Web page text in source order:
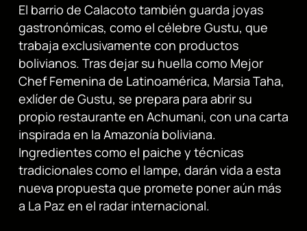
El barrio de Calacoto también guarda joyas
gastronómicas, como el célebre Gustu, que
trabaja exclusivamente con productos
bolivianos. Tras dejar su huella como Mejor
Chef Femenina de Latinoamérica, Marsia Taha,
exlíder de Gustu, se prepara para abrir su
propio restaurante en Achumani, con una carta
inspirada en la Amazonía boliviana.
Ingredientes como el paiche y técnicas
tradicionales como el lampe, darán vida a esta
nueva propuesta que promete poner aún más
a La Paz en el radar internacional.